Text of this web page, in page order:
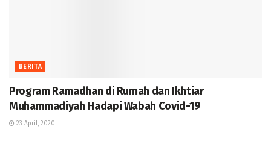
BERITA
Program Ramadhan di Rumah dan Ikhtiar
Muhammadiyah Hadapi Wabah Covid-19
23 April, 2020